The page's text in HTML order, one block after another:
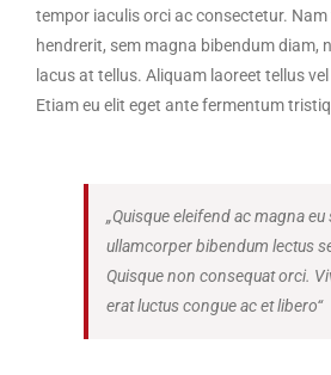
tempor iaculis orci ac consectetur.
hendrerit, sem magna bibendum diam,
lacus at tellus. Aliquam laoreet tellus
Etiam eu elit eget ante fermentum
„Quisque eleifend ac magna
ullamcorper bibendum lectus
Quisque non consequat orci.
erat luctus congue ac et libero“